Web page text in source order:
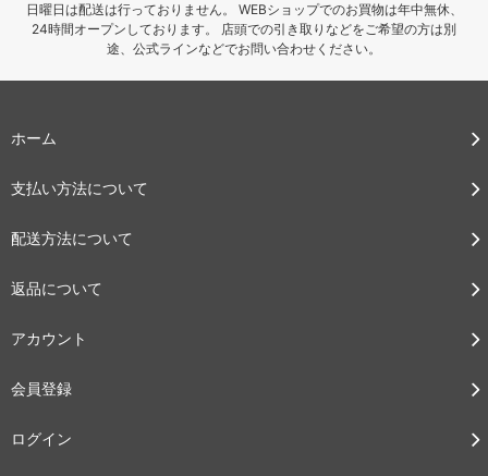
日曜日は配送は行っておりません。 WEBショップでのお買物は年中無休、
24時間オープンしております。 店頭での引き取りなどをご希望の方は別
途、公式ラインなどでお問い合わせください。
ホーム
支払い方法について
配送方法について
返品について
アカウント
会員登録
ログイン